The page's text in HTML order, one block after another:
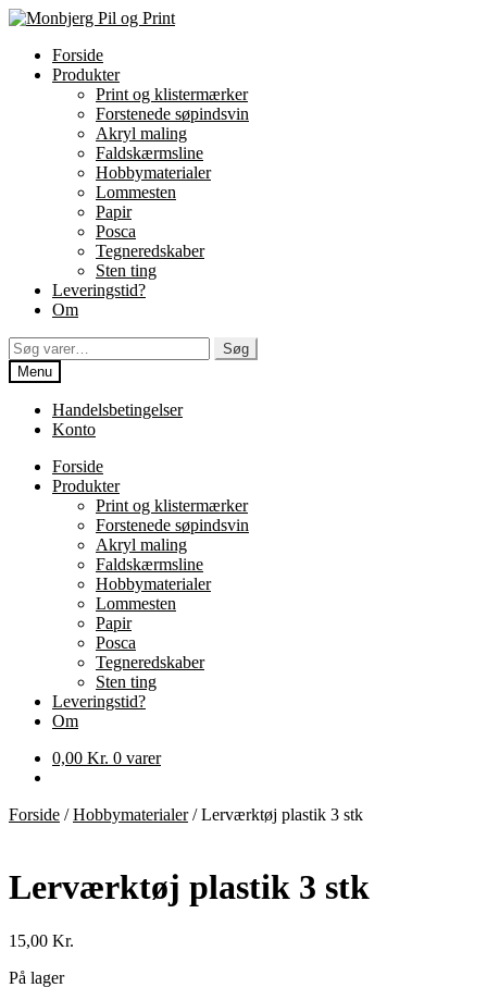
Spring
navigation
Spring
indholdForside
Produkter
Print og klistermærker
Forstenede søpindsvin
Akryl maling
Faldskærmsline
Hobbymaterialer
Lommesten
Papir
Posca
Tegneredskaber
Sten ting
Leveringstid?
Om
Søg
efter:
Søg
Menu
Handelsbetingelser
Konto
Forside
Produkter
Print og klistermærker
Forstenede søpindsvin
Akryl maling
Faldskærmsline
Hobbymaterialer
Lommesten
Papir
Posca
Tegneredskaber
Sten ting
Leveringstid?
Om
0,00 Kr. 0 varer
Forside /Hobbymaterialer/Lerværktøj plastik 3 stk
Lerværktøj plastik 3 stk
15,00 Kr.
På lager